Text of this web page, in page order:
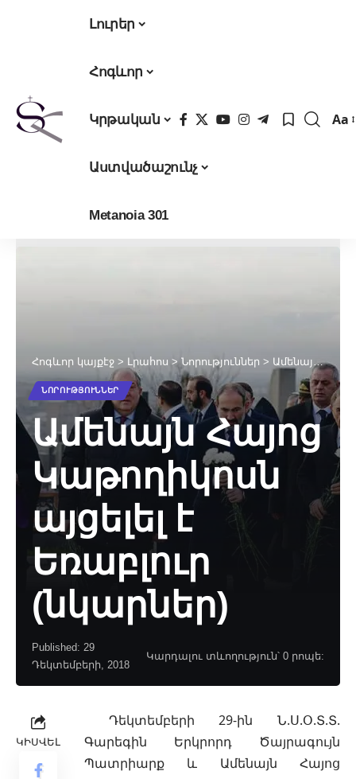
Լուրեր
Հոգևոր
Կրթական
Աստվածաշունչ
Metanoia 301
Aa
Հոգևոր կայքէջ > Լրահոս > Նորություններ > Ամենայն Հայոց Կաթողիկոսն այցելել է Եռաբլուր (նկարներ)
ՆՈՐՈՒԹՅՈՒՆՆԵՐ
Ամենայն Հայոց
Կաթողիկոսն
այցելել է
Եռաբլուր
(նկարներ)
Published: 29
Դեկտեմբերի, 2018
Կարդալու տևողություն՝ 0 րոպե:
ԿԻՍՎԵԼ
Դեկտեմբերի 29-ին Ն.Ս.Օ.Տ.Տ.
Գարեգին Երկրորդ Ծայրագույն
Պատրիարք և Ամենայն Հայոց